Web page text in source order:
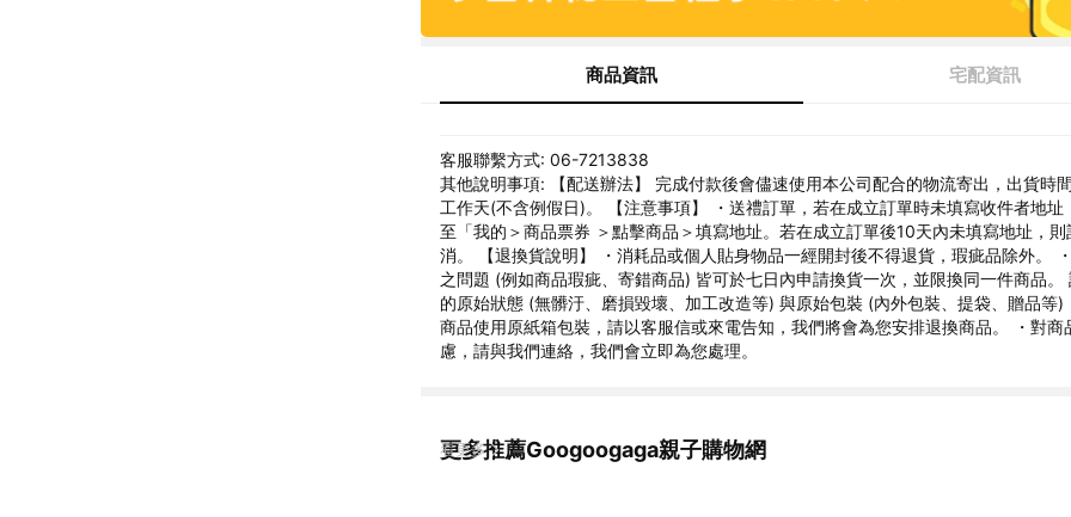
商品資訊 宅配資訊
客服聯繫方式: 06-7213838
其他說明事項: 【配送辦法】 完成付款後會儘速使用本公司配合的物流寄出，出貨時
工作天(不含例假日)。 【注意事項】 ・送禮訂單，若在成立訂單時未填寫收件者地址
至「我的＞商品票券 ＞點擊商品＞填寫地址。若在成立訂單後10天內未填寫地址，
消。 【退換貨說明】 ・消耗品或個人貼身物品一經開封後不得退貨，瑕疵品除外。
之問題 (例如商品瑕疵、寄錯商品) 皆可於七日內申請換貨一次，並限換同一件商品。
的原始狀態 (無髒汙、磨損毀壞、加工改造等) 與原始包裝 (內外包裝、提袋、贈品等)
商品使用原紙箱包裝，請以客服信或來電告知，我們將會為您安排退換商品。 ・對商
慮，請與我們連絡，我們會立即為您處理。
更多推薦Googoogaga親子購物網
看更多